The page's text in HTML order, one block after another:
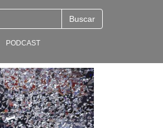
PODCAST